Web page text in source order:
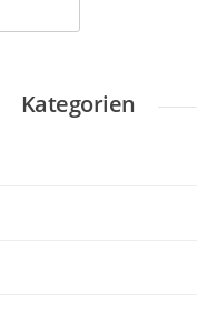
Kategorien